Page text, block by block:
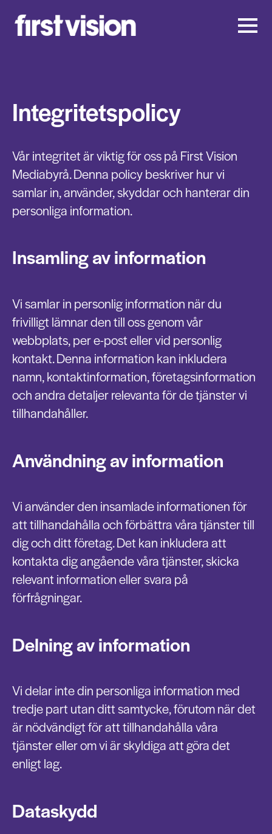
Integritetspolicy
Vår integritet är viktig för oss på First Vision
Mediabyrå. Denna policy beskriver hur vi
samlar in, använder, skyddar och hanterar din
personliga information.
Insamling av information
Vi samlar in personlig information när du
frivilligt lämnar den till oss genom vår
webbplats, per e-post eller vid personlig
kontakt. Denna information kan inkludera
namn, kontaktinformation, företagsinformation
och andra detaljer relevanta för de tjänster vi
tillhandahåller.
Användning av information
Vi använder den insamlade informationen för
att tillhandahålla och förbättra våra tjänster till
dig och ditt företag. Det kan inkludera att
kontakta dig angående våra tjänster, skicka
relevant information eller svara på
förfrågningar.
Delning av information
Vi delar inte din personliga information med
tredje part utan ditt samtycke, förutom när det
är nödvändigt för att tillhandahålla våra
tjänster eller om vi är skyldiga att göra det
enligt lag.
Dataskydd